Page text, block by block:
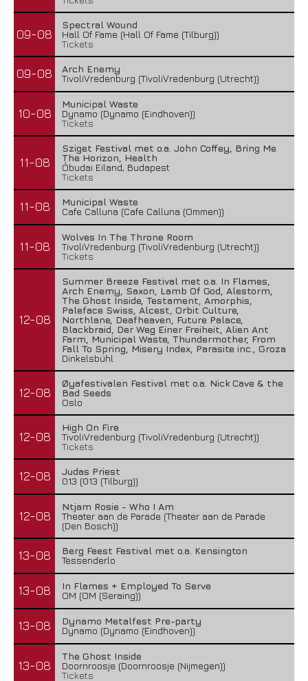
09-08
Spectral Wound
Hall Of Fame (Hall Of Fame (Tilburg))
Tickets
09-08
Arch Enemy
TivoliVredenburg (TivoliVredenburg (Utrecht))
10-08
Municipal Waste
Dynamo (Dynamo (Eindhoven))
Tickets
11-08
Sziget Festival met o.a. John Coffey, Bring Me
The Horizon, Health
Óbudai Eiland, Budapest
Tickets
11-08
Municipal Waste
Cafe Calluna (Cafe Calluna (Ommen))
11-08
Wolves In The Throne Room
TivoliVredenburg (TivoliVredenburg (Utrecht))
Tickets
12-08
Summer Breeze Festival met o.a. In Flames,
Arch Enemy, Saxon, Lamb Of God, Alestorm,
The Ghost Inside, Testament, Amorphis,
Paleface Swiss, Alcest, Orbit Culture,
Northlane, Deafheaven, Future Palace,
Blackbraid, Der Weg Einer Freiheit, Alien Ant
Farm, Municipal Waste, Thundermother, From
Fall To Spring, Misery Index, Parasite inc., Groza
Dinkelsbühl
12-08
Øyafestivalen Festival met o.a. Nick Cave & the
Bad Seeds
Oslo
12-08
High On Fire
TivoliVredenburg (TivoliVredenburg (Utrecht))
Tickets
12-08
Judas Priest
013 (013 (Tilburg))
12-08
Ntjam Rosie - Who I Am
Theater aan de Parade (Theater aan de Parade
(Den Bosch))
13-08
Berg Feest Festival met o.a. Kensington
Tessenderlo
13-08
In Flames + Employed To Serve
OM (OM (Seraing))
13-08
Dynamo Metalfest Pre-party
Dynamo (Dynamo (Eindhoven))
13-08
The Ghost Inside
Doornroosje (Doornroosje (Nijmegen))
Tickets